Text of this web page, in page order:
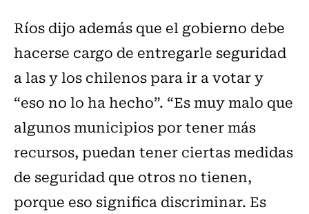
Ríos dijo además que el gobierno debe
hacerse cargo de entregarle seguridad
a las y los chilenos para ir a votar y
“eso no lo ha hecho”. “Es muy malo que
algunos municipios por tener más
recursos, puedan tener ciertas medidas
de seguridad que otros no tienen,
porque eso significa discriminar. Es